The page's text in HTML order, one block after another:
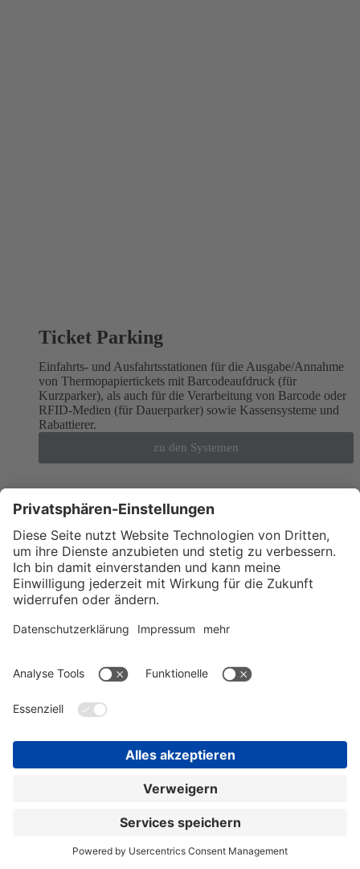
Ticket Parking
Einfahrts- und Ausfahrtsstationen für die Ausgabe/Annahme
von Thermopapiertickets mit Barcodeaufdruck (für
Kurzparker), als auch für die Verarbeitung von Barcode oder
RFID-Medien (für Dauerparker) sowie Kassensysteme und
Rabattierer.
zu den Systemen